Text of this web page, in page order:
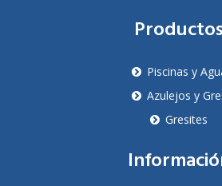
Productos
Piscinas y
Azulejos y
Gresites